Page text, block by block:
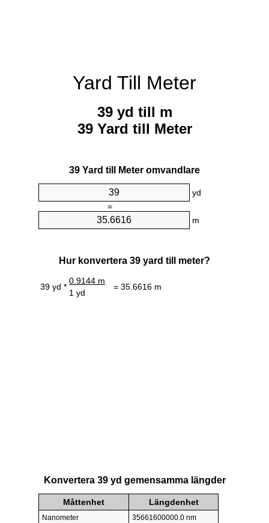
Yard Till Meter
39 yd till m
39 Yard till Meter
39 Yard till Meter omvandlare
yd
=
m
Hur konvertera 39 yard till meter?
39 yd *
0.9144 m
= 35.6616 m
1 yd
Konvertera 39 yd gemensamma längder
Måttenhet Längdenhet
Nanometer
35661600000.0 nm